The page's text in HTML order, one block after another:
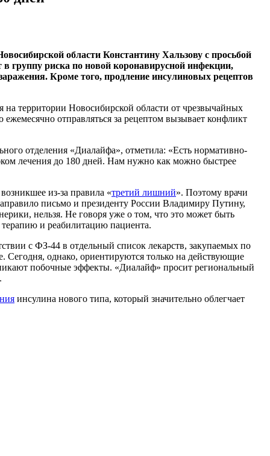
области Константину Хальзову с просьбой
группу риска по новой коронавирусной инфекции,
Кроме того, продление инсулиновых рецептов
территории Новосибирской области от чрезвычайных
отправляться за рецептом вызывает конфликт
отделения «Диалайфа», отметила: «Есть нормативно-
лечения до 180 дней. Нам нужно как можно быстрее
из-за правила «третий лишний». Поэтому врачи
письмо и президенту России Владимиру Путину,
нельзя. Не говоря уже о том, что это может быть
и реабилитацию пациента.
с ФЗ-44 в отдельный список лекарств, закупаемых по
однако, ориентируются только на действующие
побочные эффекты. «Диалайф» просит региональный
инсулина нового типа, который значительно облегчает